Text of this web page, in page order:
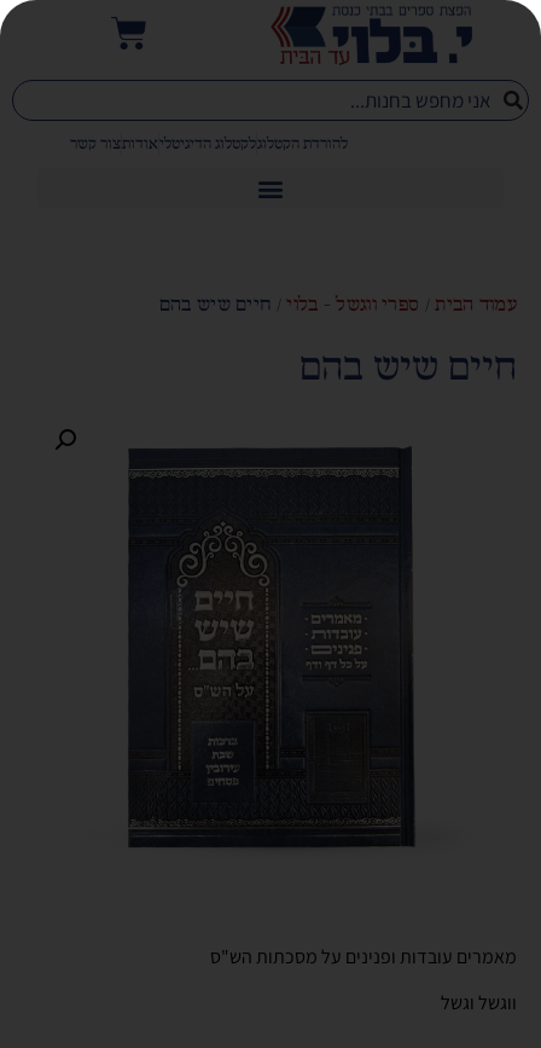
להורדת הקטלוגלקטלוג הדיגיטליאודותצור קשר
עמוד הבית/ ספרי ווגשל - בלוי / חיים שיש בהם
חיים שיש בהם
מאמרים עובדות ופנינים על מסכתות הש"ס
ווגשל וגשל